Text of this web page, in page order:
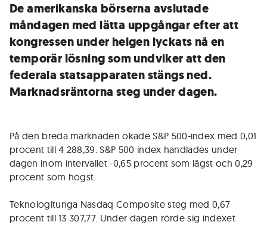
De amerikanska börserna avslutade
måndagen med lätta uppgångar efter att
kongressen under helgen lyckats nå en
temporär lösning som undviker att den
federala statsapparaten stängs ned.
Marknadsräntorna steg under dagen.
På den breda marknaden ökade S&P 500-index med 0,01
procent till 4 288,39. S&P 500 index handlades under
dagen inom intervallet -0,65 procent som lägst och 0,29
procent som högst.
Teknologitunga Nasdaq Composite steg med 0,67
procent till 13 307,77. Under dagen rörde sig indexet